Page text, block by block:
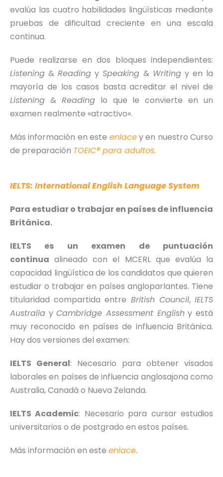
evalúa las cuatro habilidades lingüísticas mediante
pruebas de dificultad creciente en una escala
continua.
Puede realizarse en dos bloques independientes:
Listening &Reading ySpeaking & Writingy en la
mayoría de los casos basta acreditar el nivel de
Listening & Readinglo que le convierte en un
examen realmente «atractivo».
Más información en este enlacey en nuestro Curso
de preparación TOEIC® para adultos.
IELTS: International English Language System
Para estudiar o trabajar en países de influencia
Británica.
IELTS es un examen de puntuación
continua alineado con el MCERL que evalúa la
capacidad lingüística de los candidatos que quieren
estudiar o trabajar en países angloparlantes. Tiene
titularidad compartida entre British Council,IELTS
Australia yCambridge Assessment Englishy está
muy reconocido en países de influencia Británica.
Hay dos versiones del examen:
IELTS General: Necesario para obtener visados
laborales en países de influencia anglosajona como
Australia, Canadá o Nueva Zelanda.
IELTS Academic: Necesario para cursar estudios
universitarios o de postgrado en estos países.
Más información en este enlace.